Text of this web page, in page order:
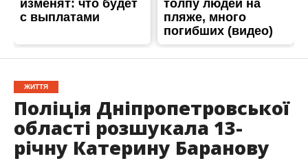
ЖИТТЯ
Поліція Дніпропетровської
області розшукала 13-
річну Катерину Баранову